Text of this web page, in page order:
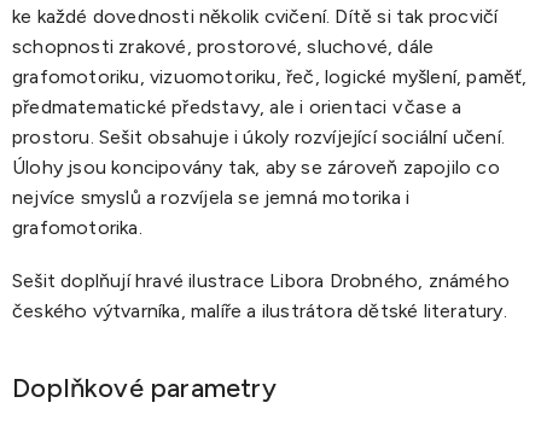
ke každé dovednosti několik cvičení. Dítě si tak procvičí
schopnosti zrakové, prostorové, sluchové, dále
grafomotoriku, vizuomotoriku, řeč, logické myšlení, paměť,
předmatematické představy, ale i orientaci v čase a
prostoru. Sešit obsahuje i úkoly rozvíjející sociální učení.
Úlohy jsou koncipovány tak, aby se zároveň zapojilo co
nejvíce smyslů a rozvíjela se jemná motorika i
grafomotorika.
Sešit doplňují hravé ilustrace Libora Drobného, známého
českého výtvarníka, malíře a ilustrátora dětské literatury.
Doplňkové parametry